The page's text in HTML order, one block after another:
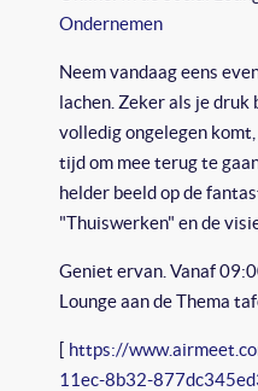
Ondernemen
Neem vandaag eens
lachen. Zeker als je druk
volledig ongelegen
tijd om mee terug te
helder beeld op de
"Thuiswerken" en de
Geniet ervan. Vanaf
Lounge aan de Thema
[ https://
11ec-8b32-